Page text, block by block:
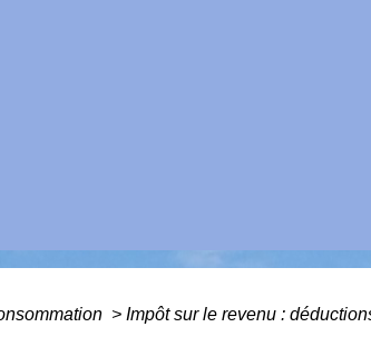
> Impôt sur le revenu :